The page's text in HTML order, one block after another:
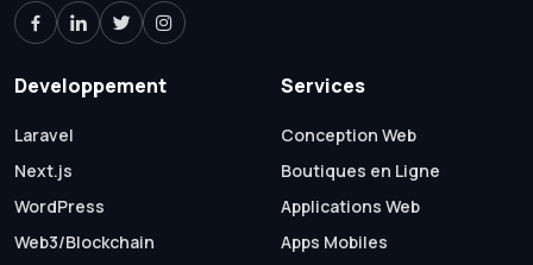
Developpement
Laravel
Next.js
WordPress
Web3/Blockchain
Services
Conception Web
Boutiques en Ligne
Applications Web
Apps Mobiles